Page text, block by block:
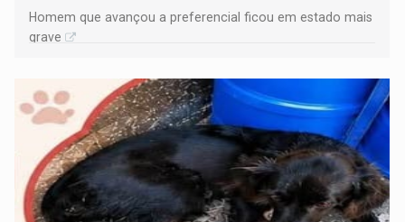
Homem que avançou a preferencial ficou em estado mais
grave